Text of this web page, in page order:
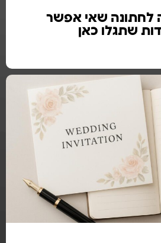
לחתונה שאי אפשר
שתגלו כאן